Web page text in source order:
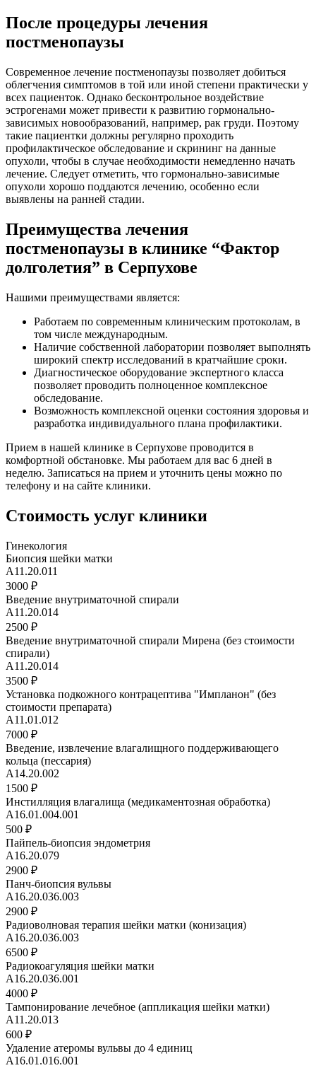
После процедуры лечения
постменопаузы
Современное лечение постменопаузы позволяет добиться
облегчения симптомов в той или иной степени практически у
всех пациенток. Однако бесконтрольное воздействие
эстрогенами может привести к развитию гормонально-
зависимых новообразований, например, рак груди. Поэтому
такие пациентки должны регулярно проходить
профилактическое обследование и скрининг на данные
опухоли, чтобы в случае необходимости немедленно начать
лечение. Следует отметить, что гормонально-зависимые
опухоли хорошо поддаются лечению, особенно если
выявлены на ранней стадии.
Преимущества лечения
постменопаузы в клинике “Фактор
долголетия” в Серпухове
Нашими преимуществами является:
Работаем по современным клиническим протоколам, в
том числе международным.
Наличие собственной лаборатории позволяет выполнять
широкий спектр исследований в кратчайшие сроки.
Диагностическое оборудование экспертного класса
позволяет проводить полноценное комплексное
обследование.
Возможность комплексной оценки состояния здоровья и
разработка индивидуального плана профилактики.
Прием в нашей клинике в Серпухове проводится в
комфортной обстановке. Мы работаем для вас 6 дней в
неделю. Записаться на прием и уточнить цены можно по
телефону и на сайте клиники.
Стоимость услуг клиники
Гинекология
Биопсия шейки матки
A11.20.011
3000 ₽
Введение внутриматочной спирали
A11.20.014
2500 ₽
Введение внутриматочной спирали Мирена (без стоимости
спирали)
A11.20.014
3500 ₽
Установка подкожного контрацептива "Импланон" (без
стоимости препарата)
A11.01.012
7000 ₽
Введение, извлечение влагалищного поддерживающего
кольца (пессария)
А14.20.002
1500 ₽
Инстилляция влагалища (медикаментозная обработка)
A16.01.004.001
500 ₽
Пайпель-биопсия эндометрия
A16.20.079
2900 ₽
Панч-биопсия вульвы
A16.20.036.003
2900 ₽
Радиоволновая терапия шейки матки (конизация)
A16.20.036.003
6500 ₽
Радиокоагуляция шейки матки
A16.20.036.001
4000 ₽
Тампонирование лечебное (аппликация шейки матки)
A11.20.013
600 ₽
Удаление атеромы вульвы до 4 единиц
А16.01.016.001